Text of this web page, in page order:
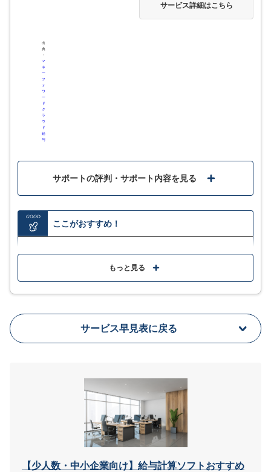
マネーフォワード ク
ラウド給与と比較
機能の詳細や利用イメージは
「サービス詳細はこちら」をクリック
会保険料や税金の自動計算機能のおかげで、法改正への対応も容
易になり、ミスも格段に減りました。従業員への給与明細のWeb
発行もスムーズで、ペーパーレス化にも貢献しています。また、
わなければいけない申請も画面上でサポートなどがあったため効
これまで紙で給与明細を発行していたがジョブカンを導入してか
も管理がしやすくなった。また年末調整の作業も非常にわかりや
機能の詳細や利用イメージは
「サービス詳細はこちら」をクリック
サービス詳細はこちら
出
典
：
マ
ネ
ー
フ
ォ
ワ
ー
ド
ク
ラ
ウ
ド
給
与
サポートの評判・サポート内容を見る
GOOD
ここがおすすめ！
勤怠管理や労務管理・マネジメントシステムなど外部
サービスとの幅広い連携
Web給与明細発行で経費も手間も削減
ここが少し気になる…
源泉徴収票や年末調整には対応していない（マネー
フォワード クラウド年末調整を導入する必要がある）
アラート機能がない
もっと見る
サービス早見表に戻る
【少人数・中小企業向け】給与計算ソフトおすすめ